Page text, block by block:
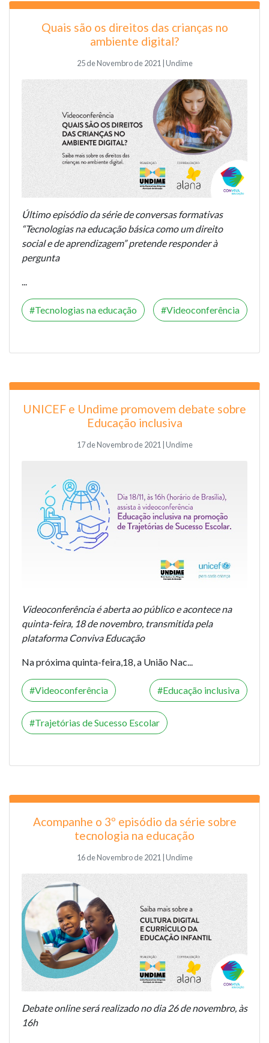
Quais são os direitos das crianças no
ambiente digital?
25 de Novembro de 2021 | Undime
Último episódio da série de conversas formativas
“Tecnologias na educação básica como um direito
social e de aprendizagem” pretende responder à
pergunta
...
Tecnologias na educação Videoconferência
UNICEF e Undime promovem debate sobre
Educação inclusiva
17 de Novembro de 2021 | Undime
Videoconferência é aberta ao público e acontece na
quinta-feira, 18 de novembro, transmitida pela
plataforma Conviva Educação
Na próxima quinta-feira,18, a União Nac...
Videoconferência Educação inclusiva
Trajetórias de Sucesso Escolar
Acompanhe o 3º episódio da série sobre
tecnologia na educação
16 de Novembro de 2021 | Undime
Debate online será realizado no dia 26 de novembro, às
16h